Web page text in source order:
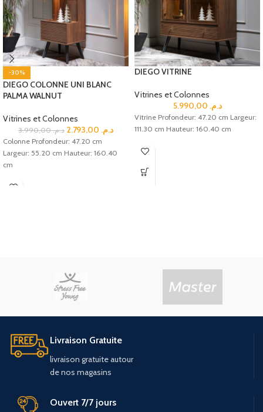
-30%
DIEGO COLONNE UNI BLANC
PALMA WALNUT
Vitrines et Colonnes
د.م.3.990,00 د.م.
Colonne Profondeur: 47.20 cm
Largeur: 55.20 cm Hauteur: 160.40
cm
DIEGO VITRINE
Vitrines et Colonnes
د.م.
Vitrine Profondeur: 47.20 cm Largeur:
111.30 cm Hauteur: 160.40 cm
Livraison Gratuite
livraison gratuiteautour
denos magasins
Ouvert 7/7 jours